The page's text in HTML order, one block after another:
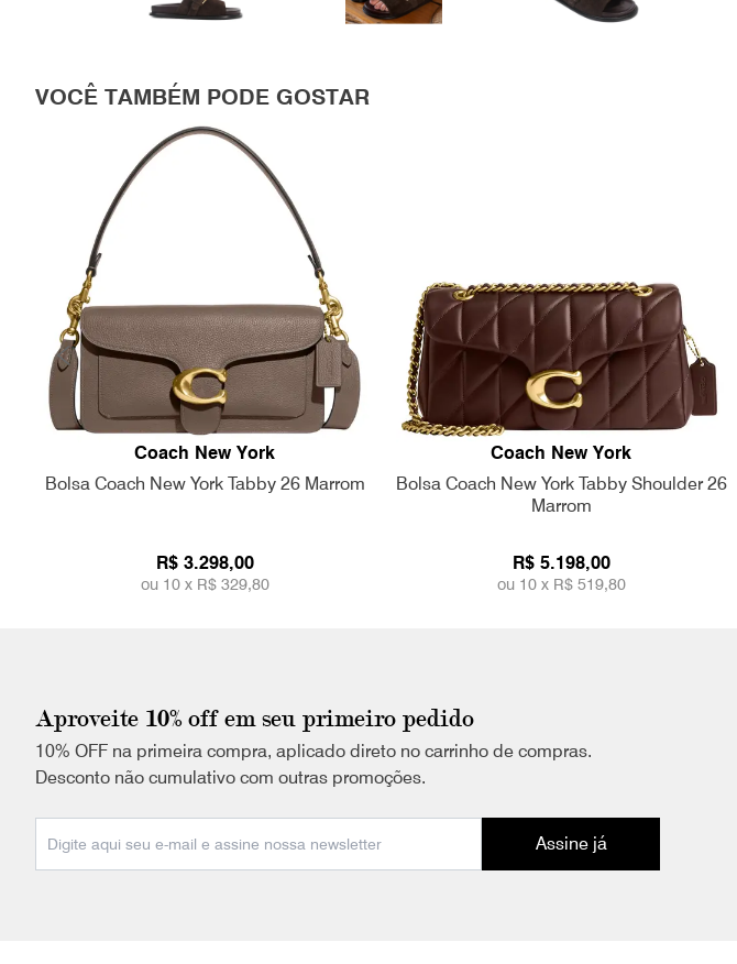
VOCÊ TAMBÉM PODE GOSTAR
Coach New York
Bolsa Coach New York Tabby 26 Marrom
R$ 3.298,00
ou 10 x R$ 329,80
Coach New York
Bolsa Coach New York Tabby Shoulder 26
Marrom
R$ 5.198,00
ou 10 x R$ 519,80
Aproveite 10% off em seu primeiro pedido
10% OFF na primeira compra, aplicado direto no carrinho de compras.
Desconto não cumulativo com outras promoções.
Assine já